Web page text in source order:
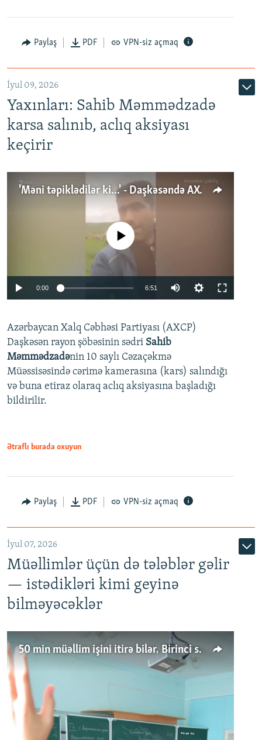
Paylaş PDF VPN-siz açmaq
İyul 09, 2026
Yaxınları: Sahib Məmmədzadə
karsa salınıb, aclıq aksiyası
keçirir
'Məni təpiklədilər ki...' - Daşkəsəndə AXCP fəalının yaxınları onun həbsinə etiraz edirlər
Auto 240p 360p
720p 1080p
No media source currently available
0:00 6:51
360p
720p
1080p
Azərbaycan Xalq Cəbhəsi Partiyası (AXCP)
Daşkəsən rayon şöbəsinin sədri Sahib
Məmmədzadənin 10 saylı Cəzaçəkmə
Müəssisəsində cərimə kamerasına (kars) salındığı
və buna etiraz olaraq aclıq aksiyasına başladığı
bildirilir.
Ətraflı burada oxuyun
Paylaş PDF VPN-siz açmaq
İyul 07, 2026
Müəllimlər üçün də tələblər gəlir
— istədikləri kimi geyinə
bilməyəcəklər
50 min müəllim işini itirə bilər. Birinci sinfə gedənlər azalır